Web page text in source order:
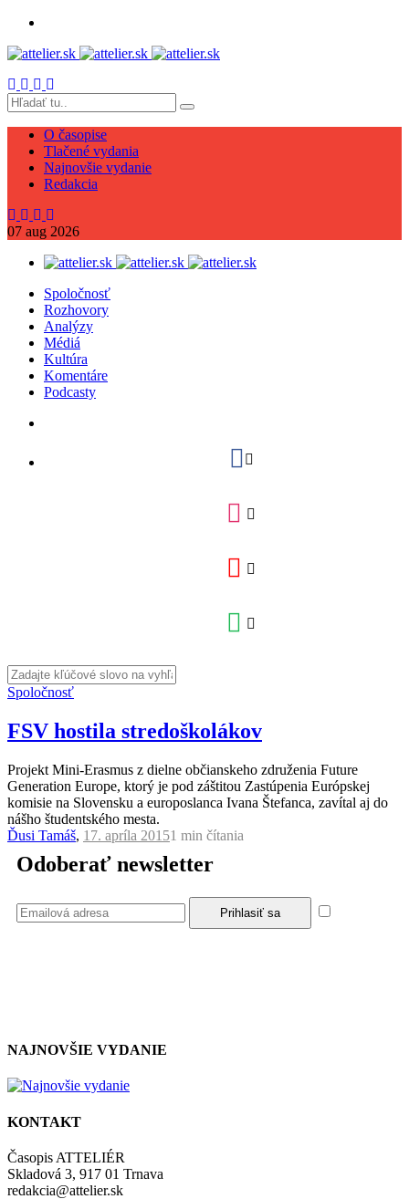
O časopise
Tlačené vydania
Najnovšie vydanie
Redakcia
07 aug 2026
Spoločnosť
Rozhovory
Analýzy
Médiá
Kultúra
Komentáre
Podcasty
Spoločnosť
FSV hostila stredoškolákov
Projekt Mini-Erasmus z dielne občianskeho združenia Future
Generation Europe, ktorý je pod záštitou Zastúpenia Európskej
komisie na Slovensku a europoslanca Ivana Štefanca, zavítal aj do
nášho študentského mesta.
Ďusi Tamáš, 17. apríla 20151 min čítania
Odoberať newsletter
NAJNOVŠIE VYDANIE
KONTAKT
Časopis ATTELIÉR
Skladová 3, 917 01 Trnava
redakcia@attelier.sk